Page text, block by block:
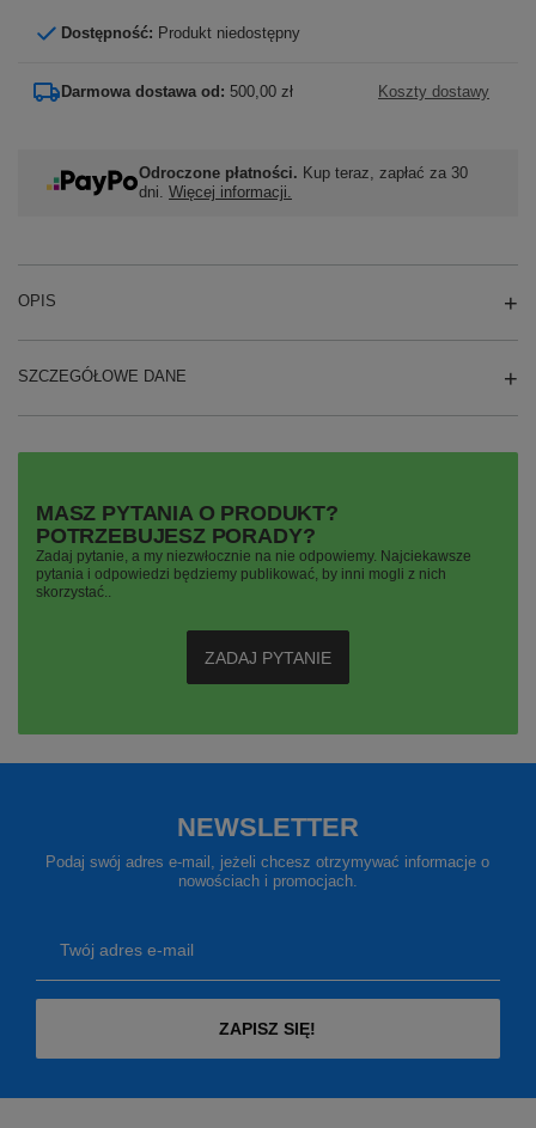
Dostępność: Produkt niedostępny
Darmowa dostawa od: 500,00 zł Koszty dostawy
Odroczone płatności. Kup teraz, zapłać za 30
dni. Więcej informacji.
OPIS
SZCZEGÓŁOWE DANE
MASZ PYTANIA O PRODUKT?
POTRZEBUJESZ PORADY?
Zadaj pytanie, a my niezwłocznie na nie odpowiemy. Najciekawsze
pytania i odpowiedzi będziemy publikować, by inni mogli z nich
skorzystać..
ZADAJ PYTANIE
NEWSLETTER
Podaj swój adres e-mail, jeżeli chcesz otrzymywać informacje o
nowościach i promocjach.
Twój adres e-mail
ZAPISZ SIĘ!